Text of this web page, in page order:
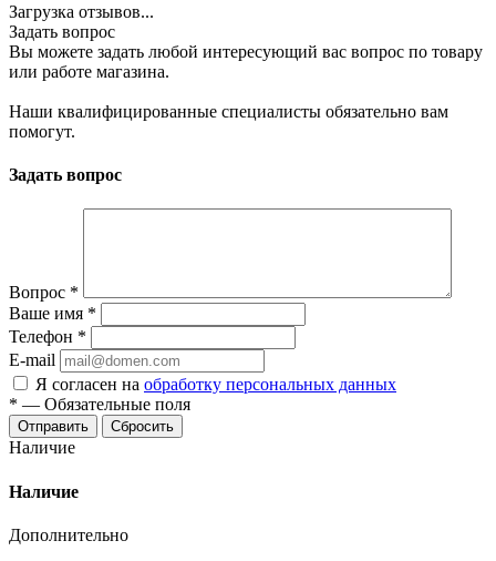
Загрузка отзывов...
Задать вопрос
Вы можете задать любой интересующий вас вопрос по товару
или работе магазина.
Наши квалифицированные специалисты обязательно вам
помогут.
Задать вопрос
Вопрос *
Ваше имя *
Телефон *
E-mail
Я согласен на обработку персональных данных
* — Обязательные поля
Отправить Сбросить
Наличие
Наличие
Дополнительно